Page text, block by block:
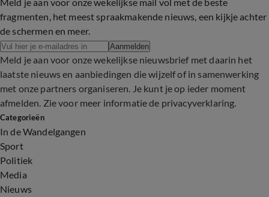
fragmenten, het meest spraakmakende nieuws, een kijkje achter
de schermen en meer.
Aanmelden
Meld je aan voor onze wekelijkse nieuwsbrief met daarin het
laatste nieuws en aanbiedingen die wijzelf of in samenwerking
met onze partners organiseren. Je kunt je op ieder moment
afmelden. Zie voor meer informatie de privacyverklaring.
Categorieën
In de Wandelgangen
Sport
Politiek
Media
Nieuws